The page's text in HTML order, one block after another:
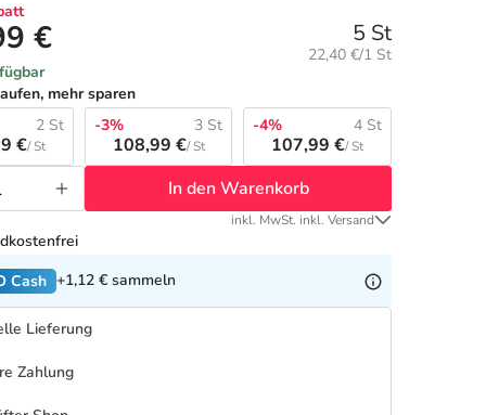
€ 5 St
Grundpreis:
22,40 €/1 St
mehr sparen
2 St
€/ St
-3% 3 St
108,99 €/ St
-4% 4 St
107,99 €/ St
In den Warenkorb
inkl. MwSt. inkl. Versand
Cash +1,12 € sammeln
Lieferung
Zahlung